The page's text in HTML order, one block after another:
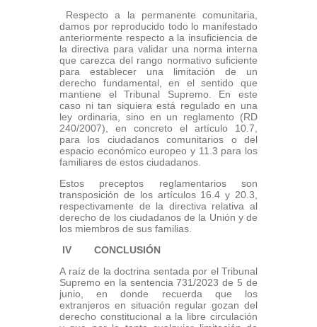
Respecto a la permanente comunitaria,
damos por reproducido todo lo manifestado
anteriormente respecto a la insuficiencia de
la directiva para validar una norma interna
que carezca del rango normativo suficiente
para establecer una limitación de un
derecho fundamental, en el sentido que
mantiene el Tribunal Supremo. En este
caso ni tan siquiera está regulado en una
ley ordinaria, sino en un reglamento (RD
240/2007), en concreto el artículo 10.7,
para los ciudadanos comunitarios o del
espacio económico europeo y 11.3 para los
familiares de estos ciudadanos.
Estos preceptos reglamentarios son
transposición de los artículos 16.4 y 20.3,
respectivamente de la directiva relativa al
derecho de los ciudadanos de la Unión y de
los miembros de sus familias.
IV CONCLUSIÓN
A raíz de la doctrina sentada por el Tribunal
Supremo en la sentencia 731/2023 de 5 de
junio, en donde recuerda que los
extranjeros en situación regular gozan del
derecho constitucional a la libre circulación